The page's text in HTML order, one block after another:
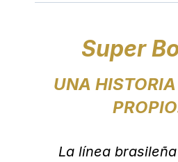
Super
UNA
La línea